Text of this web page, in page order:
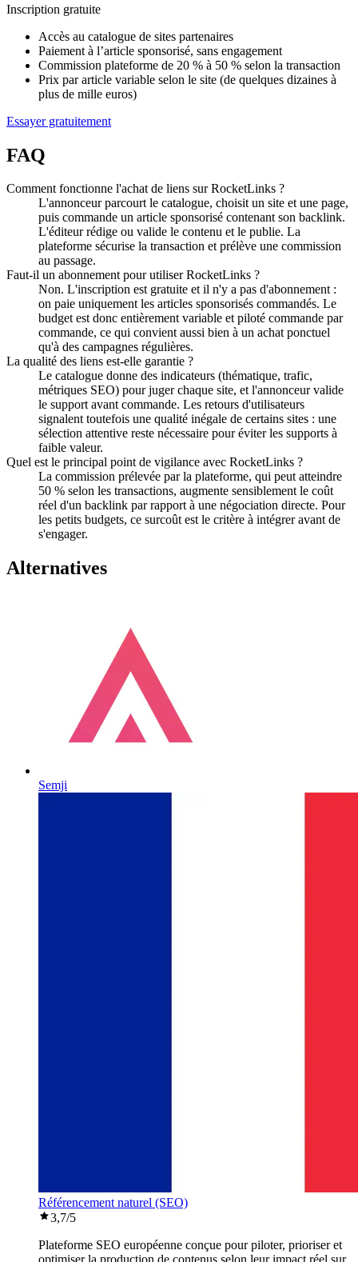
Inscription gratuite
Accès au catalogue de sites partenaires
Paiement à l’article sponsorisé, sans engagement
Commission plateforme de 20 % à 50 % selon la transaction
Prix par article variable selon le site (de quelques dizaines à
plus de mille euros)
Essayer gratuitement
FAQ
Comment fonctionne l'achat de liens sur RocketLinks ?
L'annonceur parcourt le catalogue, choisit un site et une page,
puis commande un article sponsorisé contenant son backlink.
L'éditeur rédige ou valide le contenu et le publie. La
plateforme sécurise la transaction et prélève une commission
au passage.
Faut-il un abonnement pour utiliser RocketLinks ?
Non. L'inscription est gratuite et il n'y a pas d'abonnement :
on paie uniquement les articles sponsorisés commandés. Le
budget est donc entièrement variable et piloté commande par
commande, ce qui convient aussi bien à un achat ponctuel
qu'à des campagnes régulières.
La qualité des liens est-elle garantie ?
Le catalogue donne des indicateurs (thématique, trafic,
métriques SEO) pour juger chaque site, et l'annonceur valide
le support avant commande. Les retours d'utilisateurs
signalent toutefois une qualité inégale de certains sites : une
sélection attentive reste nécessaire pour éviter les supports à
faible valeur.
Quel est le principal point de vigilance avec RocketLinks ?
La commission prélevée par la plateforme, qui peut atteindre
50 % selon les transactions, augmente sensiblement le coût
réel d'un backlink par rapport à une négociation directe. Pour
les petits budgets, ce surcoût est le critère à intégrer avant de
s'engager.
Alternatives
Semji
Référencement naturel (SEO)
3,7/5
Plateforme SEO européenne conçue pour piloter, prioriser et